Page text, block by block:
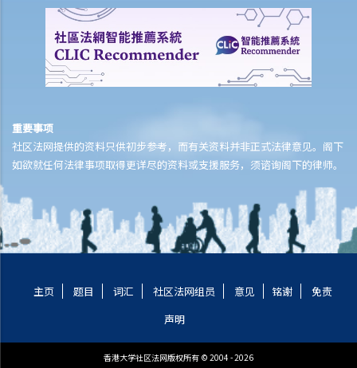
1. 什么是收数公司？
2. 非法收债活动
3. 如何应付收数公司？
重要事项
社区法网提供的资料只供初步参考，而有关资料并非正式法律意见。阁下
如欲就任何法律事项取得更详尽的资料或支援服务，须谘询阁下的律师。
主页 题目 词汇 社区法网组员 意见 铭谢
免责
声明
香港大学社区法网版权所有 © 2004 - 2026